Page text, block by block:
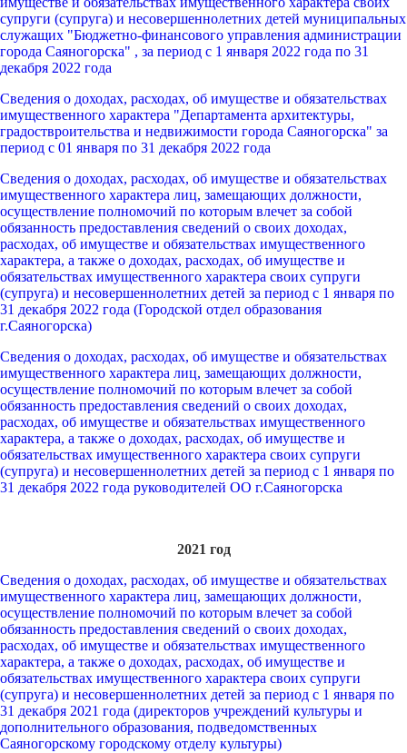
супруги (супруга) и несовершеннолетних детей муниципальных
служащих "Бюджетно-финансового управления администрации
города Саяногорска" , за период с 1 января 2022 года по 31
декабря 2022 года
Сведения о доходах, расходах, об имуществе и обязательствах
имущественного характера "Департамента архитектуры,
градоствроительства и недвижимости города Саяногорска" за
период с 01 января по 31 декабря 2022 года
Сведения о доходах, расходах, об имуществе и обязательствах
имущественного характера лиц, замещающих должности,
осуществление полномочий по которым влечет за собой
обязанность предоставления сведений о своих доходах,
расходах, об имуществе и обязательствах имущественного
характера, а также о доходах, расходах, об имуществе и
обязательствах имущественного характера своих супруги
(супруга) и несовершеннолетних детей за период с 1 января по
31 декабря 2022 года (Городской отдел образования
г.Саяногорска)
Сведения о доходах, расходах, об имуществе и обязательствах
имущественного характера лиц, замещающих должности,
осуществление полномочий по которым влечет за собой
обязанность предоставления сведений о своих доходах,
расходах, об имуществе и обязательствах имущественного
характера, а также о доходах, расходах, об имуществе и
обязательствах имущественного характера своих супруги
(супруга) и несовершеннолетних детей за период с 1 января по
31 декабря 2022 года руководителей ОО г.Саяногорска
2021 год
Сведения о доходах, расходах, об имуществе и обязательствах
имущественного характера лиц, замещающих должности,
осуществление полномочий по которым влечет за собой
обязанность предоставления сведений о своих доходах,
расходах, об имуществе и обязательствах имущественного
характера, а также о доходах, расходах, об имуществе и
обязательствах имущественного характера своих супруги
(супруга) и несовершеннолетних детей за период с 1 января по
31 декабря 2021 года (директоров учреждений культуры и
дополнительного образования, подведомственных
Саяногорскому городскому отделу культуры)